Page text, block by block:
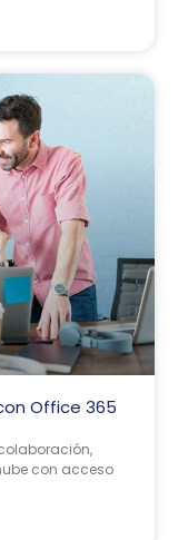
Office 365
con acceso